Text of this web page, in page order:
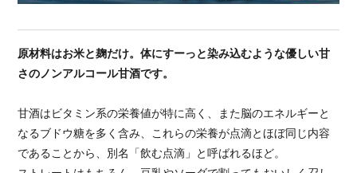
原材料はお米と麹だけ。体にすーっと染み込むような優しい甘
さのノンアルコール甘酒です。
甘酒はビタミン系の栄養値が特に高く、また脳のエネルギーと
なるブドウ糖を多く含み、これらの栄養が点滴とほぼ同じ内容
であることから、別名「飲む点滴」と呼ばれるほど。